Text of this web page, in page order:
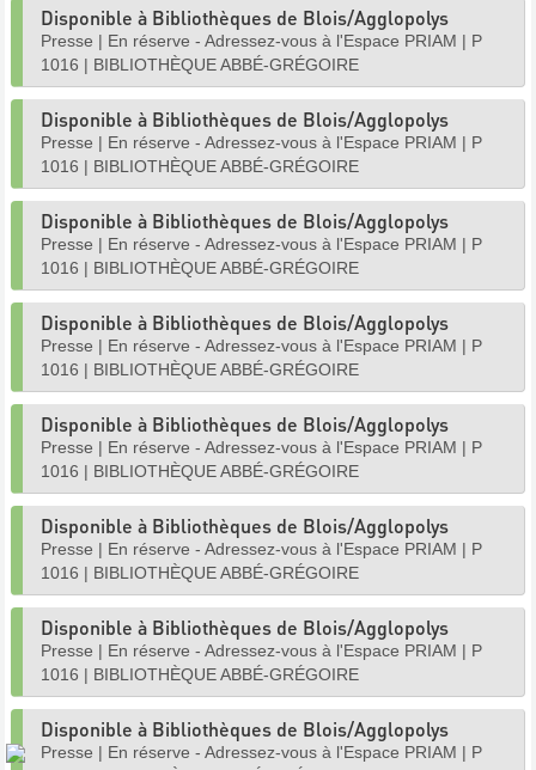
Disponible à Bibliothèques de Blois/Agglopolys
Presse | En réserve - Adressez-vous à l'Espace PRIAM | P
1016 | BIBLIOTHÈQUE ABBÉ-GRÉGOIRE
Disponible à Bibliothèques de Blois/Agglopolys
Presse | En réserve - Adressez-vous à l'Espace PRIAM | P
1016 | BIBLIOTHÈQUE ABBÉ-GRÉGOIRE
Disponible à Bibliothèques de Blois/Agglopolys
Presse | En réserve - Adressez-vous à l'Espace PRIAM | P
1016 | BIBLIOTHÈQUE ABBÉ-GRÉGOIRE
Disponible à Bibliothèques de Blois/Agglopolys
Presse | En réserve - Adressez-vous à l'Espace PRIAM | P
1016 | BIBLIOTHÈQUE ABBÉ-GRÉGOIRE
Disponible à Bibliothèques de Blois/Agglopolys
Presse | En réserve - Adressez-vous à l'Espace PRIAM | P
1016 | BIBLIOTHÈQUE ABBÉ-GRÉGOIRE
Disponible à Bibliothèques de Blois/Agglopolys
Presse | En réserve - Adressez-vous à l'Espace PRIAM | P
1016 | BIBLIOTHÈQUE ABBÉ-GRÉGOIRE
Disponible à Bibliothèques de Blois/Agglopolys
Presse | En réserve - Adressez-vous à l'Espace PRIAM | P
1016 | BIBLIOTHÈQUE ABBÉ-GRÉGOIRE
Disponible à Bibliothèques de Blois/Agglopolys
Presse | En réserve - Adressez-vous à l'Espace PRIAM | P